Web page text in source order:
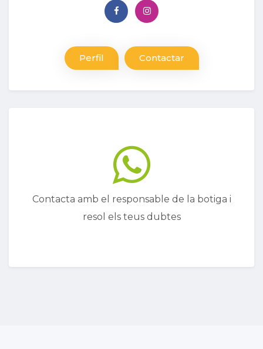
Perfil Contactar
Contacta amb el responsable de la botiga i
resol els teus dubtes